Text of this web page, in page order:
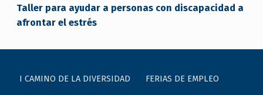
Taller para ayudar a personas con discapacidad a
afrontar el estrés
I CAMINO DE LA DIVERSIDAD FERIAS DE EMPLEO